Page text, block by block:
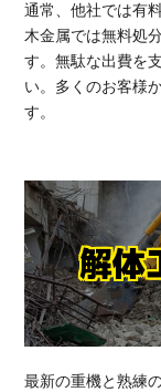
通常、他社では有
木金属では無料処
す。無駄な出費を
い。多くのお客様
す。
解体
最新の重機と熟練